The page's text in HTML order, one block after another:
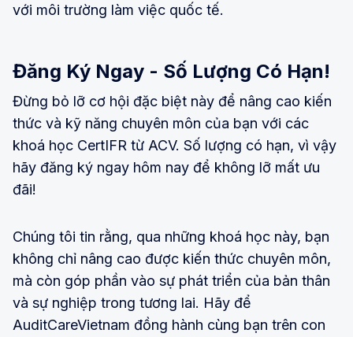
với môi trường làm việc quốc tế.
Đăng Ký Ngay - Số Lượng Có Hạn!
Đừng bỏ lỡ cơ hội đặc biệt này để nâng cao kiến
thức và kỹ năng chuyên môn của bạn với các
khoá học CertIFR từ ACV. Số lượng có hạn, vì vậy
hãy đăng ký ngay hôm nay để không lỡ mất ưu
đãi!
Chúng tôi tin rằng, qua những khoá học này, bạn
không chỉ nâng cao được kiến thức chuyên môn,
mà còn góp phần vào sự phát triển của bản thân
và sự nghiệp trong tương lai. Hãy để
AuditCareVietnam đồng hành cùng bạn trên con